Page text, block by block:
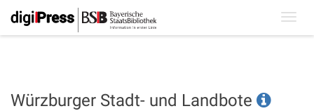
Würzburger Stadt- und Landbote